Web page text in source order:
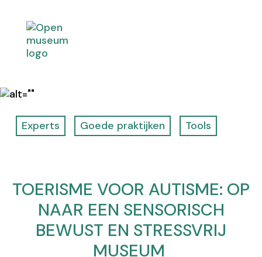
n
Experts Goede praktijken Tools
TOERISME VOOR AUTISME: OP
NAAR EEN SENSORISCH
BEWUST EN STRESSVRIJ
MUSEUM